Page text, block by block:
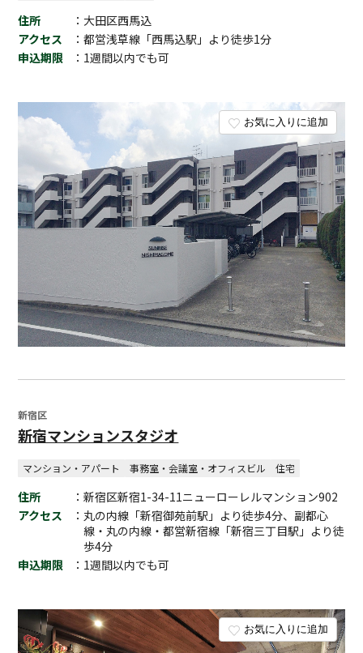
お気に入りに追加
住所
：大田区西馬込
アクセス
：都営浅草線「西馬込駅」より徒歩1分
申込期限
：1週間以内でも可
お気に入りに追加
新宿区
新宿マンションスタジオ
マンション・アパート 事務室・会議室・オフィスビル 住宅
住所
：新宿区新宿1-34-11ニューローレルマンション902
アクセス
：丸の内線「新宿御苑前駅」より徒歩4分、副都心
線・丸の内線・都営新宿線「新宿三丁目駅」より徒
歩4分
申込期限
：1週間以内でも可